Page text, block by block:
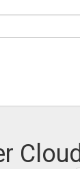
Cloud